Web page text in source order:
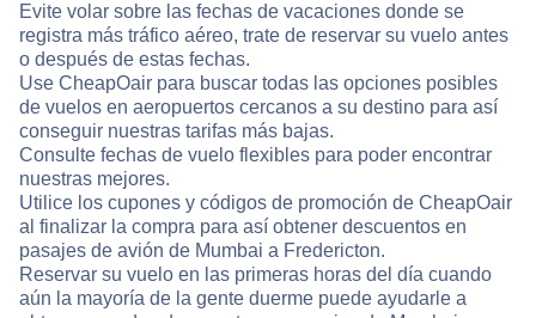
Evite volar sobre las fechas de vacaciones donde se
registra más tráfico aéreo, trate de reservar su vuelo antes
o después de estas fechas.
Use CheapOair para buscar todas las opciones posibles
de vuelos en aeropuertos cercanos a su destino para así
conseguir nuestras tarifas más bajas.
Consulte fechas de vuelo flexibles para poder encontrar
nuestras mejores.
Utilice los cupones y códigos de promoción de CheapOair
al finalizar la compra para así obtener descuentos en
pasajes de avión de Mumbai a Fredericton.
Reservar su vuelo en las primeras horas del día cuando
aún la mayoría de la gente duerme puede ayudarle a